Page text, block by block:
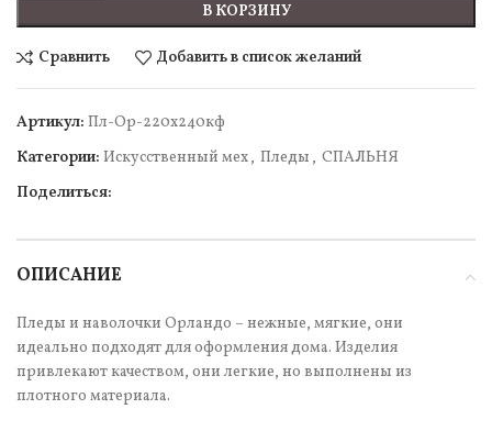
В КОРЗИНУ
Сравнить Добавить в список желаний
Артикул: Пл-Ор-220х240кф
Категории: Искусcтвенный мех, Пледы , СПАЛЬНЯ
Поделиться:
ОПИСАНИЕ
Пледы и наволочки Орландо – нежные, мягкие, они
идеально подходят для оформления дома. Изделия
привлекают качеством, они легкие, но выполнены из
плотного материала.